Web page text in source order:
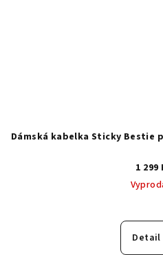
Dámská kabelka Sticky Bestie
1 299
Detail